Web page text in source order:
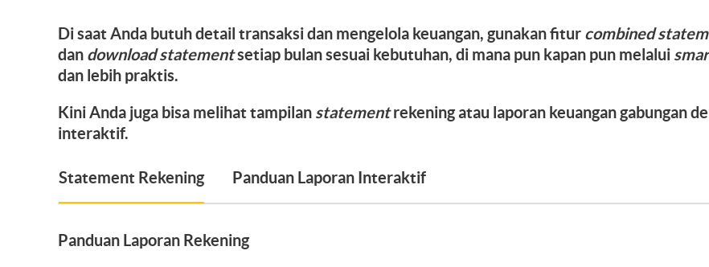
Di saat Anda butuh detail transaksi dan mengelola keuangan, gunakan fitur combined
dan download statementsetiap bulan sesuai kebutuhan, di mana pun kapan pun melalui
dan lebih praktis.
Kini Anda juga bisa melihat tampilan statementrekening atau laporan keuangan gabungan
interaktif.
Statement Rekening Panduan Laporan Interaktif
Panduan Laporan Rekening